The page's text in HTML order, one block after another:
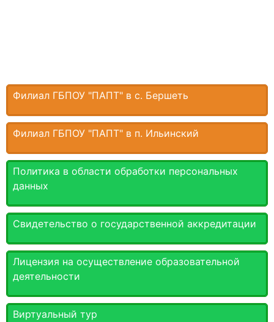
Филиал ГБПОУ "ПАПТ" в с. Бершеть
Филиал ГБПОУ "ПАПТ" в п. Ильинский
Политика в области обработки персональных
данных
Свидетельство о государственной аккредитации
Лицензия на осуществление образовательной
деятельности
Виртуальный тур